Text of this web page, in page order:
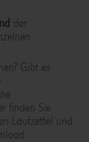
der
Gibt es
finden Sie
Laufzettel und